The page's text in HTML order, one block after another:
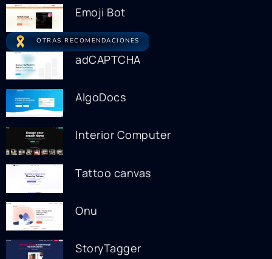
Emoji Bot
OTRAS RECOMENDACIONES
adCAPTCHA
AlgoDocs
Interior Computer
Tattoo canvas
Onu
StoryTagger